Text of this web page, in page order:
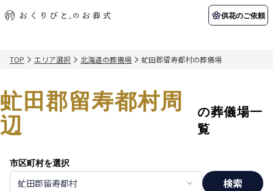
供花のご依頼
初めての方へ 納棺の儀とは？
葬儀の流れ
会社を知る
関東エリア
東京都
北海道エリア
ご葬儀事例 お客様の声
よくある質問
葬儀の知識 供花のご依頼
TOP エリア選択 北海道の葬儀場 虻田郡留寿都村の葬儀場
虻田郡留寿都村周
辺
の葬儀場一
覧
市区町村を選択
虻田郡留寿都村 検索